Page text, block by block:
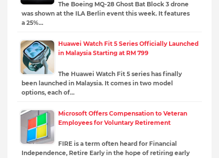
The Boeing MQ-28 Ghost Bat Block 3 drone
was shown at the ILA Berlin event this week. It features
a 25%…
Huawei Watch Fit 5 Series Officially Launched
in Malaysia Starting at RM 799
The Huawei Watch Fit 5 series has finally
been launched in Malaysia. It comes in two model
options, each of…
Microsoft Offers Compensation to Veteran
Employees for Voluntary Retirement
FIRE is a term often heard for Financial
Independence, Retire Early in the hope of retiring early